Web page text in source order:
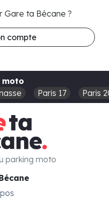
Gare ta Bécane ?
compte
moto
Paris 17 Paris
parking moto